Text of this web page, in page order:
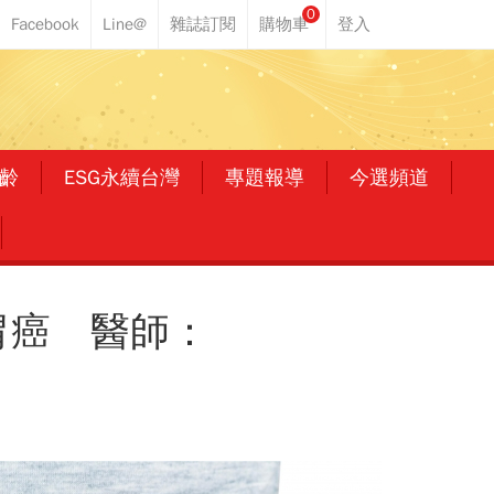
0
ESG永續台灣 專題報導 今選頻道
癌 醫師：